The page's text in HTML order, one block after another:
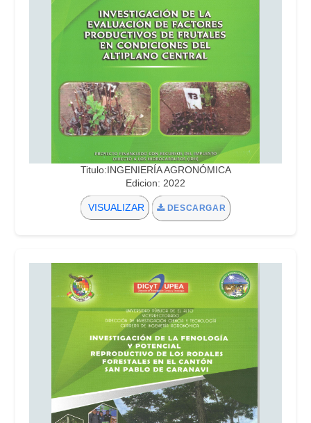
Titulo:INGENIERÍA AGRONÓMICA
Edicion: 2022
VISUALIZAR DESCARGAR